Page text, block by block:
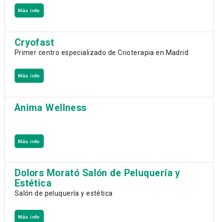
Más info
Cryofast
Primer centro especializado de Crioterapia en Madrid
Más info
Ànima Wellness
Más info
Dolors Morató Salón de Peluquería y
Estética
Salón de peluquería y estética
Más info